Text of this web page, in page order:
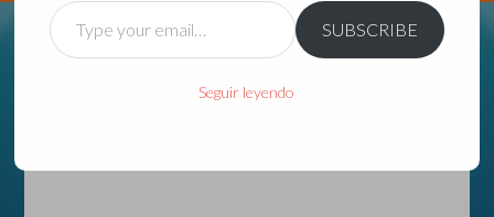
Type
your
SUBSCRIBE
Seguir leyendo